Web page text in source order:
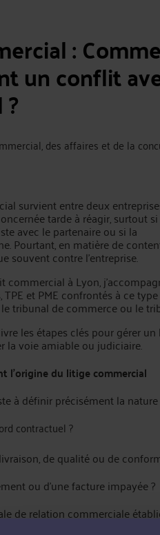
:
un conflit
des affaires et de la
survient entre deux
tarde à réagir, surtout
avec le partenaire ou si la
Pourtant, en matière de
souvent contre l’entreprise.
commercial à Lyon,
et PME confrontés à ce
tribunal de commerce ou le
les étapes clés pour gérer
la voie amiable ou judiciaire.
l’origine du litige commercial
à définir précisément la
contractuel ?
de qualité ou de
ou d’une facture impayée ?
de relation commerciale